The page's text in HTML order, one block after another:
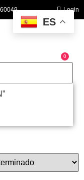
Login
0
ES